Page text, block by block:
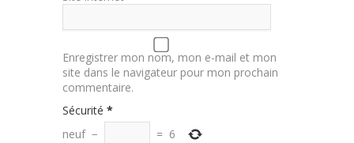
Enregistrer mon nom, mon e-mail et mon
site dans le navigateur pour mon prochain
commentaire.
Sécurité *
neuf − = 6